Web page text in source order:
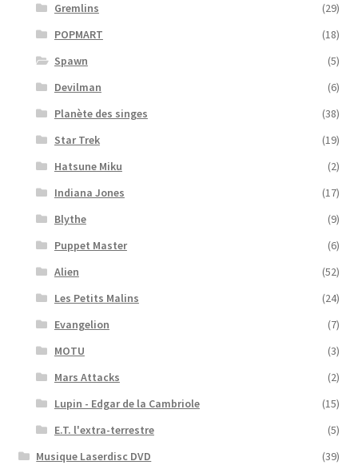
Gremlins
(29)
POPMART
(18)
Spawn
(5)
Devilman
(6)
Planète des singes
(38)
Star Trek
(19)
Hatsune Miku
(2)
Indiana Jones
(17)
Blythe
(9)
Puppet Master
(6)
Alien
(52)
Les Petits Malins
(24)
Evangelion
(7)
MOTU
(3)
Mars Attacks
(2)
Lupin - Edgar de la Cambriole
(15)
E.T. l'extra-terrestre
(5)
Musique Laserdisc DVD
(39)